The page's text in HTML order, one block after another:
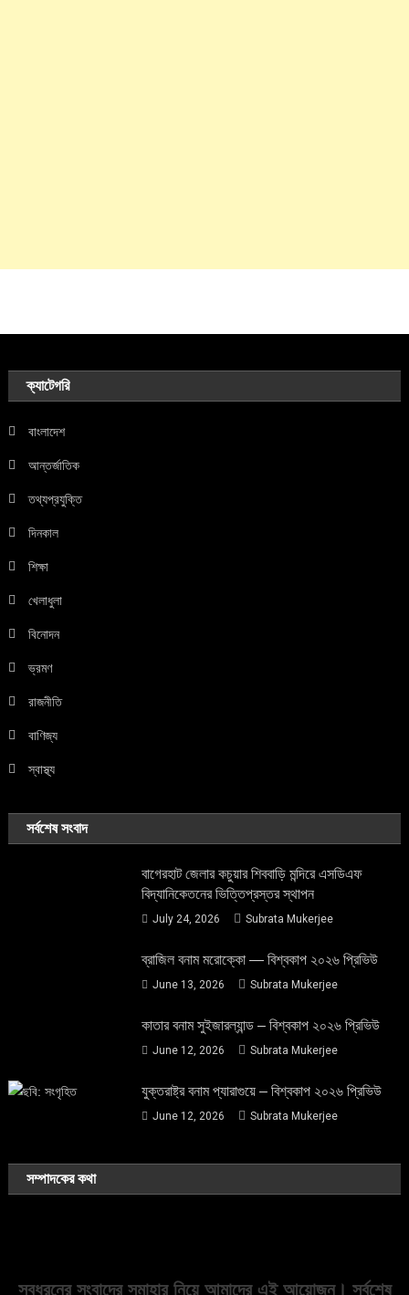
ক্যাটেগরি
বাংলাদেশ
আন্তর্জাতিক
তথ্যপ্রযুক্তি
দিনকাল
শিক্ষা
খেলাধুলা
বিনোদন
ভ্রমণ
রাজনীতি
বাণিজ্য
স্বাস্থ্য
সর্বশেষ সংবাদ
বাগেরহাট জেলার কচুয়ার শিববাড়ি মন্দিরে এসডিএফ
বিদ্যানিকেতনের ভিত্তিপ্রস্তর স্থাপন
July 24, 2026 Subrata Mukerjee
ব্রাজিল বনাম মরোক্কো — বিশ্বকাপ ২০২৬ প্রিভিউ
June 13, 2026 Subrata Mukerjee
কাতার বনাম সুইজারল্যান্ড – বিশ্বকাপ ২০২৬ প্রিভিউ
June 12, 2026 Subrata Mukerjee
যুক্তরাষ্ট্র বনাম প্যারাগুয়ে – বিশ্বকাপ ২০২৬ প্রিভিউ
June 12, 2026 Subrata Mukerjee
সম্পাদকের কথা
সবধরনের সংবাদের সমাহার নিয়ে আমাদের এই আয়োজন। সর্বশেষ